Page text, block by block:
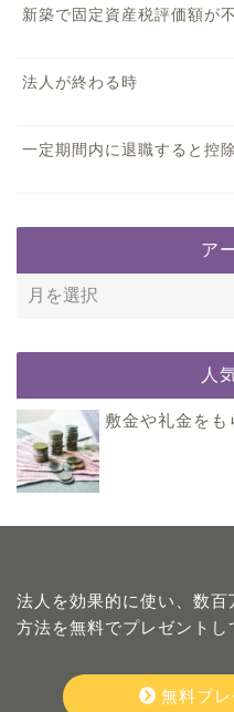
新築で固定資産税評価額が
法人が終わる時
一定期間内に退職すると控
ア
人
敷金や礼金をも
法人を効果的に使い、数
方法を無料でプレゼントし
無料プ